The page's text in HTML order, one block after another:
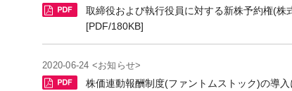
取締役および執行役員に対する新株予約権(
[PDF/180KB]
2020-06-24 <お知らせ>
株価連動報酬制度(ファントムストック)の導